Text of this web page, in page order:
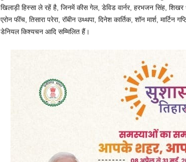
खिलाड़ी हिस्सा ले रहें है, जिनमें कीस गेल, डेविड वार्नर, हरभजन सिंह,
एरोन फींच, तिसारा परेरा, रॉबीन उथ्थपा, दिनेश कार्तिक, शॉन मार्श,
डेनियल किश्यचन आदि सम्मिलित हैं।